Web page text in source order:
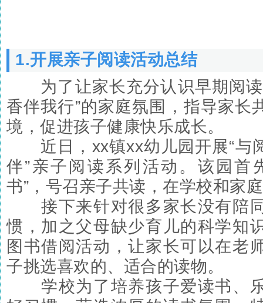
1.开展亲子阅读活动总结
为了让家长充分认识早期阅读
香伴我行”的家庭氛围，指导家长
境，促进孩子健康快乐成长。
近日，xx镇xx幼儿园开展“与
伴”亲子阅读系列活动。该园首
书”，号召亲子共读，在学校和家
接下来针对很多家长没有陪
惯，加之父母缺少育儿的科学知
图书借阅活动，让家长可以在老
子挑选喜欢的、适合的读物。
学校为了培养孩子爱读书、